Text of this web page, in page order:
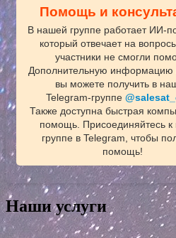
Помощь и
В нашей группе работает
который отвечает на
участники не смогли
Дополнительную информацию
вы можете получить в
Telegram‑группе
Также доступна быстрая
помощь. Присоединяйтесь к
группе в Telegram, чтобы
помощь!
Наши услуги